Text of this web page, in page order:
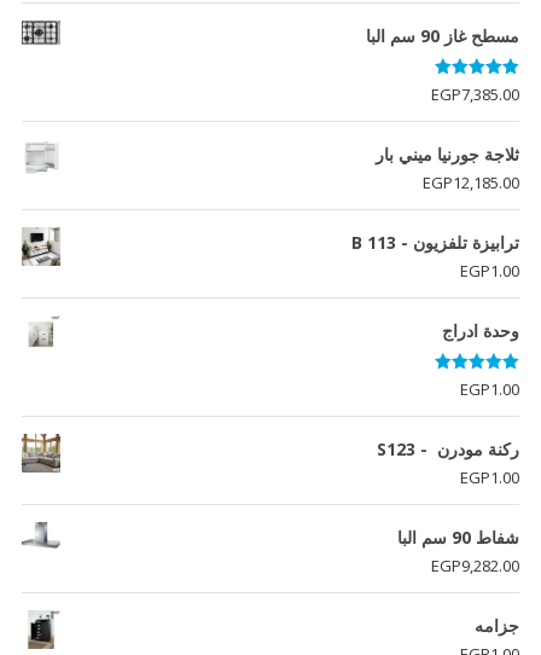
مسطح غاز 90 سم البا
تم التقييم
5.00من 5EGP7,385.00
ثلاجة جورنيا ميني بار
EGP12,185.00
ترابيزة تلفزيون - B 113
EGP1.00
وحدة ادراج
تم التقييم
5.00
من 5
EGP1.00
ركنة مودرن - S123
EGP1.00
شفاط 90 سم البا
EGP9,282.00
جزامه